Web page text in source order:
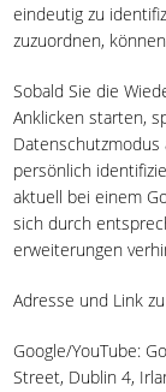
eindeutig zu
zuzuordnen,
Sobald Sie die
Anklicken starten,
persönlich
aktuell bei einem
sich durch
erweiterungen
Adresse und Link
Google/YouTube:
Street, Dublin 4,